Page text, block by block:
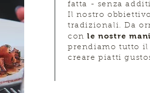
fatta - senza
Il nostro
tradizionali. Da
conle nostre
prendiamo tutto il
creare piatti